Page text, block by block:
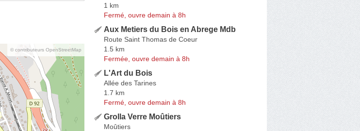
© contributeurs OpenStreetMap
1 km
Fermé, ouvre demain à 8h
Aux Metiers du Bois en Abrege Mdb
Route Saint Thomas de Coeur
1.5 km
Fermée, ouvre demain à 8h
L'Art du Bois
Allée des Tarines
1.7 km
Fermé, ouvre demain à 8h
Grolla Verre Moûtiers
Moûtiers